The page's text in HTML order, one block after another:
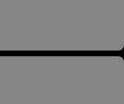
живот,
в постоянном
в напряжении.
не хочется.
в области
Ещё раз